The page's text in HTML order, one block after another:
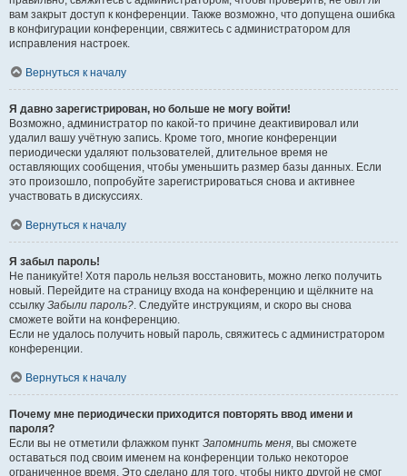
вам закрыт доступ к конференции. Также возможно, что допущена ошибка
в конфигурации конференции, свяжитесь с администратором для
исправления настроек.
Вернуться к началу
Я давно зарегистрирован, но больше не могу войти!
Возможно, администратор по какой-то причине деактивировал или
удалил вашу учётную запись. Кроме того, многие конференции
периодически удаляют пользователей, длительное время не
оставляющих сообщения, чтобы уменьшить размер базы данных. Если
это произошло, попробуйте зарегистрироваться снова и активнее
участвовать в дискуссиях.
Вернуться к началу
Я забыл пароль!
Не паникуйте! Хотя пароль нельзя восстановить, можно легко получить
новый. Перейдите на страницу входа на конференцию и щёлкните на
ссылку Забыли пароль?. Следуйте инструкциям, и скоро вы снова
сможете войти на конференцию.
Если не удалось получить новый пароль, свяжитесь с администратором
конференции.
Вернуться к началу
Почему мне периодически приходится повторять ввод имени и
пароля?
Если вы не отметили флажком пункт Запомнить меня, вы сможете
оставаться под своим именем на конференции только некоторое
ограниченное время. Это сделано для того, чтобы никто другой не смог